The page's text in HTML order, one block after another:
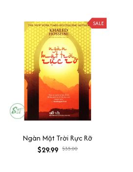
SALE
Ngàn Mặt Trời Rực Rỡ
$29.99 $35.00